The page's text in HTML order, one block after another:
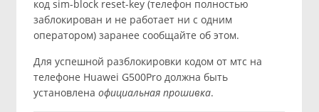
код sim-block reset-key (телефон полностью
заблокирован и не работает ни с одним
оператором) заранее сообщайте об этом.
Для успешной разблокировки кодом от мтс на
телефоне Huawei G500Pro должна быть
установлена официальная прошивка.